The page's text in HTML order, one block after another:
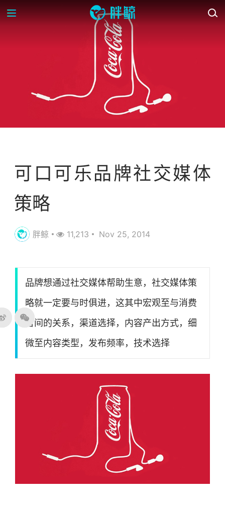
可口可乐品牌社交媒体
策略
胖鲸 11,213 Nov 25, 2014
品牌想通过社交媒体帮助生意，社交媒体策
略就一定要与时俱进，这其中宏观至与消费
者间的关系，渠道选择，内容产出方式，细
微至内容类型，发布频率，技术选择